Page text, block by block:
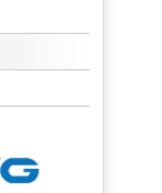
BY 4.0.